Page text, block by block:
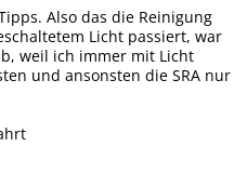
Also das die Reinigung
Licht passiert, war
weil ich immer mit Licht
und ansonsten die SRA nur